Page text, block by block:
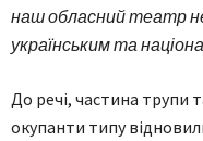
наш обласний театр
українським та
До речі, частина трупи
окупанти типу